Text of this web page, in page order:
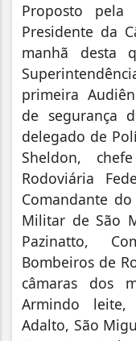
Proposto pela
Presidente da
manhã desta
primeira
de segurança
delegado de
Sheldon,
Rodoviária
Comandante
Militar de São
Pazinatto,
Bombeiros de
câmaras dos
Armindo
Adalto, São